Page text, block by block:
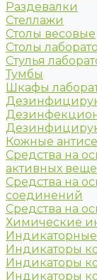
Раздевалки
Стеллажи
Столы весовые
Столы
Стулья
Тумбы
Шкафы
Кожные
Средства на
активных
Средства на
соединений
Средства на
Химические
Индикаторы
Индикаторы
Индикаторы